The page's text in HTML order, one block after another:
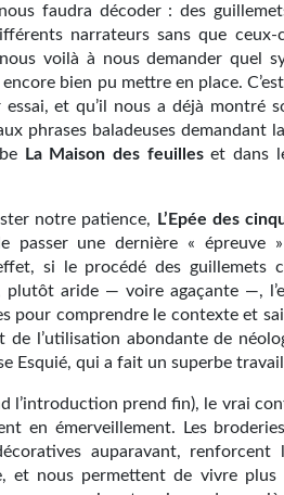
faudra décoder : des
narrateurs sans que
voilà à nous demander quel
bien pu mettre en place.
essai, et qu’il nous a déjà montré
phrases baladeuses demandant
La Maison des feuilleset dans
notre patience, L’Epée des
passer une dernière « épreuve
si le procédé des guillemets
plutôt aride — voire agaçante —,
pour comprendre le contexte et
de l’utilisation abondante de
Esquié, qui a fait un superbe
l’introduction prend fin), le vrai
en émerveillement. Les
auparavant, renforcent
et nous permettent de vivre